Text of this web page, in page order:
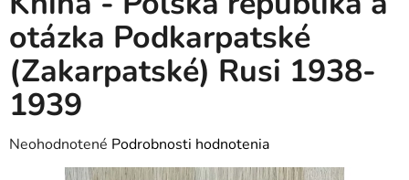
otázka Podkarpatské
(Zakarpatské) Rusi 1938-
1939
Priemerné
hodnotenie
Neohodnotené Podrobnosti hodnotenia